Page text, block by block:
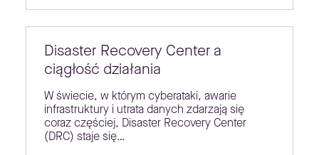
Disaster Recovery Center a
ciągłość działania
W świecie, w którym cyberataki, awarie
infrastruktury i utrata danych zdarzają się
coraz częściej, Disaster Recovery Center
(DRC) staje się…